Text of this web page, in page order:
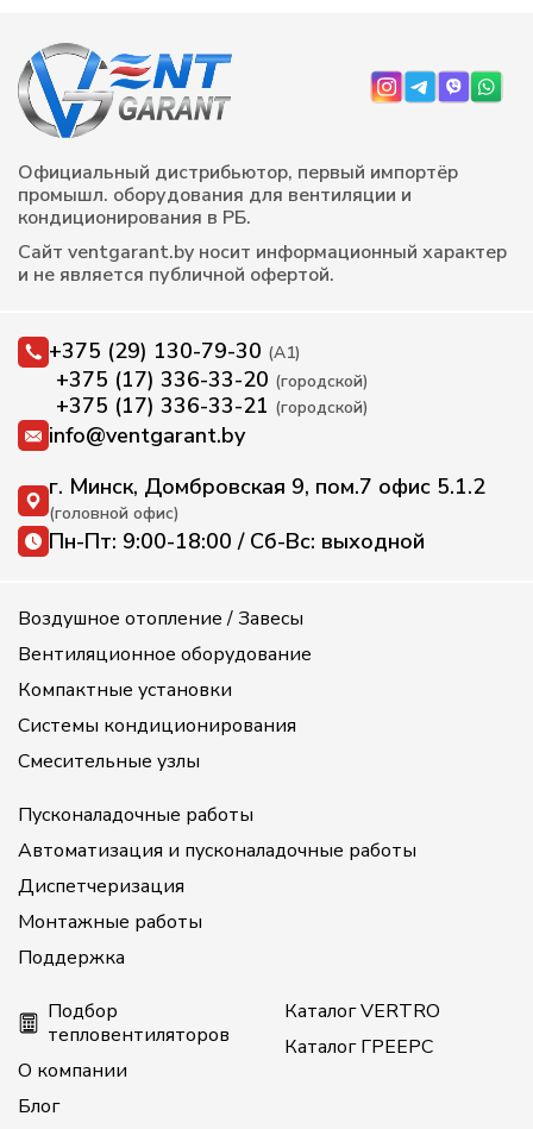
Официальный дистрибьютор, первый импортёр
промышл. оборудования для вентиляции и
кондиционирования в РБ.
Сайт ventgarant.by носит информационный характер
и не является публичной офертой.
+375 (29) 130-79-30 (А1)
+375 (17) 336-33-20 (городской)
+375 (17) 336-33-21 (городской)
info@ventgarant.by
г. Минск, Домбровская 9, пом.7 офис 5.1.2
(головной офис)
Пн-Пт: 9:00-18:00 / Сб-Вс: выходной
Воздушное отопление / Завесы
Вентиляционное оборудование
Компактные установки
Системы кондиционирования
Смесительные узлы
Пусконаладочные работы
Автоматизация и пусконаладочные работы
Диспетчеризация
Монтажные работы
Поддержка
Подбор
тепловентиляторов
О компании
Блог
Каталог VERTRO
Каталог ГРЕЕРС